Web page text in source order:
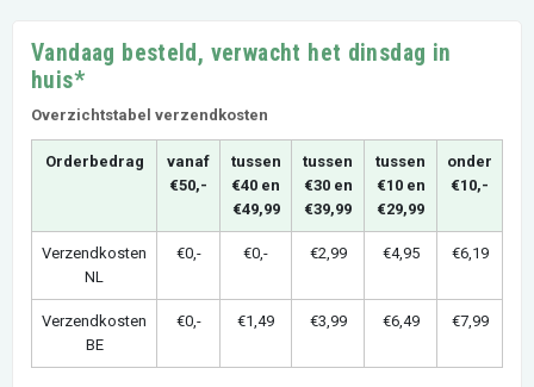
Vandaag besteld, verwacht het dinsdag in
huis*
Overzichtstabel verzendkosten
Orderbedrag
vanaf
€50,-
tussen
€40 en
€49,99
tussen
€30 en
€39,99
tussen
€10 en
€29,99
onder
€10,-
Verzendkosten
NL
€0,- €0,- €2,99 €4,95 €6,19
Verzendkosten
BE
€0,- €1,49 €3,99 €6,49 €7,99